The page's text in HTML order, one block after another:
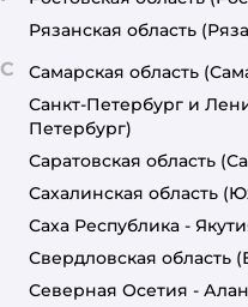
Рязанская область
С Самарская область
Санкт-Петербург и
Петербург)
Саратовская область
Сахалинская область
Саха Республика -
Свердловская область
Северная Осетия -